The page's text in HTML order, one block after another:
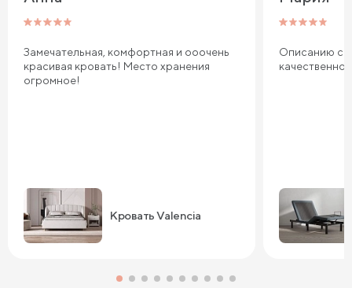
Замечательная, комфортная и ооочень
красивая кровать! Место хранения
огромное!
Кровать Valencia
Описанию
качественно